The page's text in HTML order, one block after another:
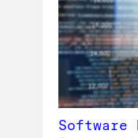
Software